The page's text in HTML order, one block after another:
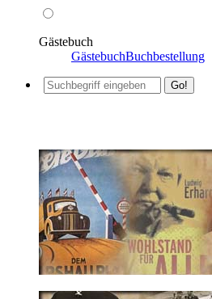
Gästebuch
GästebuchBuchbestellung